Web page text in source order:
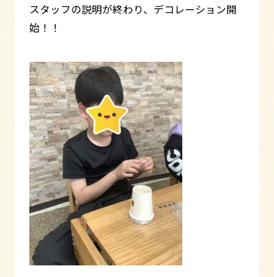
スタッフの説明が終わり、デコレーション開
始！！